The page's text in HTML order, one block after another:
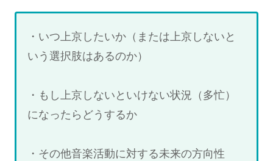
・いつ上京したいか（または上京しないと
いう選択肢はあるのか）
・もし上京しないといけない状況（多忙）
になったらどうするか
・その他音楽活動に対する未来の方向性